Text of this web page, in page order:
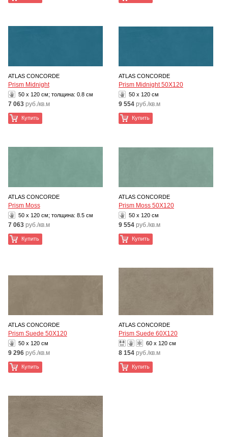
ATLAS CONCORDE
Prism Midnight
50 x 120 см; толщина: 0.8 см
7 063 руб./кв.м
Купить
ATLAS CONCORDE
Prism Midnight 50X120
50 x 120 см
9 554 руб./кв.м
Купить
ATLAS CONCORDE
Prism Moss
50 x 120 см; толщина: 8.5 см
7 063 руб./кв.м
Купить
ATLAS CONCORDE
Prism Moss 50X120
50 x 120 см
9 554 руб./кв.м
Купить
ATLAS CONCORDE
Prism Suede 50X120
50 x 120 см
9 296 руб./кв.м
Купить
ATLAS CONCORDE
Prism Suede 60X120
60 x 120 см
8 154 руб./кв.м
Купить